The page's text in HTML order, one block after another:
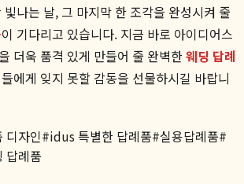
나는 날, 그 마지막 한 조각을 완성시켜 줄
이 기다리고 있습니다. 지금 바로 아이디어스
더욱 품격 있게 만들어 줄 완벽한웨딩 답례
에게 잊지 못할 감동을 선물하시길 바랍니
디자인#idus 특별한 답례품#실용답례품#
답례품